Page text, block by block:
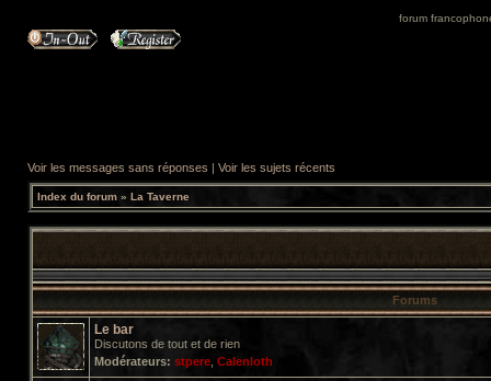
forum
Voir les messages sans réponses | Voir les sujets récents
Index du forum » La Taverne
Forums
Le bar
Discutons de tout et de rien
Modérateurs: stpere Calenloth